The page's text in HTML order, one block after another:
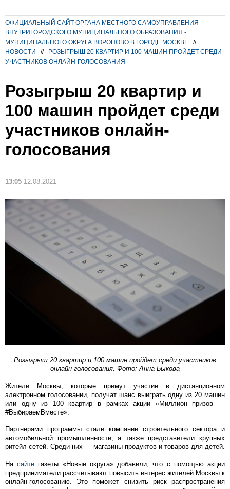
ОФИЦИАЛЬНЫЙ САЙТ ОРГАНА МЕСТНОГО САМОУПРАВЛЕНИЯ
ВНУТРИГОРОДСКОГО МУНИЦИПАЛЬНОГО ОБРАЗОВАНИЯ -
МУНИЦИПАЛЬНОГО ОКРУГА ВОРОНОВО В ГОРОДЕ МОСКВЕ
//
НОВОСТИ
//
РОЗЫГРЫШ 20 КВАРТИР И 100 МАШИН ПРОЙДЕТ СРЕДИ
УЧАСТНИКОВ ОНЛАЙН-ГОЛОСОВАНИЯ
Розыгрыш 20 квартир и
100 машин пройдет среди
участников онлайн-
голосования
13:05 12.08.2021
Розыгрыш 20 квартир и 100 машин пройдет среди участников
онлайн-голосования. Фото: Анна Быкова
Жители Москвы, которые примут участие в дистанционном
электронном голосовании, получат шанс выиграть одну из 20 машин
или одну из 100 квартир в рамках акции «Миллион призов —
#ВыбираемВместе».
Партнерами программы стали компании строительного сектора и
автомобильной промышленности, а также представители крупных
ритейл-сетей. Среди них — магазины продуктов и товаров для детей.
Насайте газеты «Новые округа» добавили, что с помощью акции
предприниматели рассчитывают повысить интерес жителей Москвы к
онлайн-голосованию. Это поможет снизить риск распространения